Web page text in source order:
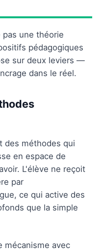
une théorie
pédagogiques
sur deux leviers —
dans le réel.
des méthodes qui
en espace de
L'élève ne reçoit
par
ce qui active des
que la simple
mécanisme avec